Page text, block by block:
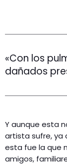
«Con los
dañados
Y aunque esta
artista sufre, ya
esta fue la que
amigos,